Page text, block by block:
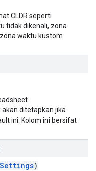
CLDR seperti
tidak dikenali, zona
waktu kustom
akan ditetapkan jika
ini. Kolom ini bersifat
)